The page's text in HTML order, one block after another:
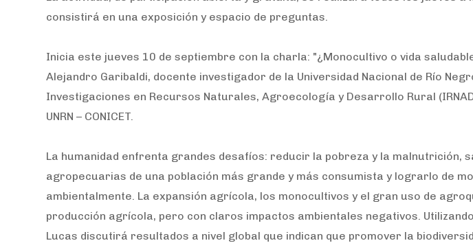
consistirá en una exposición y espacio de preguntas.
Inicia este jueves 10 de septiembre con la charla: "¿Monocultivo o vida
Alejandro Garibaldi, docente investigador de la Universidad Nacional de Río
Investigaciones en Recursos Naturales, Agroecología y Desarrollo Rural
UNRN – CONICET.
La humanidad enfrenta grandes desafíos: reducir la pobreza y la malnutrición,
agropecuarias de una población más grande y más consumista y lograrlo de
ambientalmente. La expansión agrícola, los monocultivos y el gran uso de
producción agrícola, pero con claros impactos ambientales negativos.
Lucas discutirá resultados a nivel global que indican que promover la